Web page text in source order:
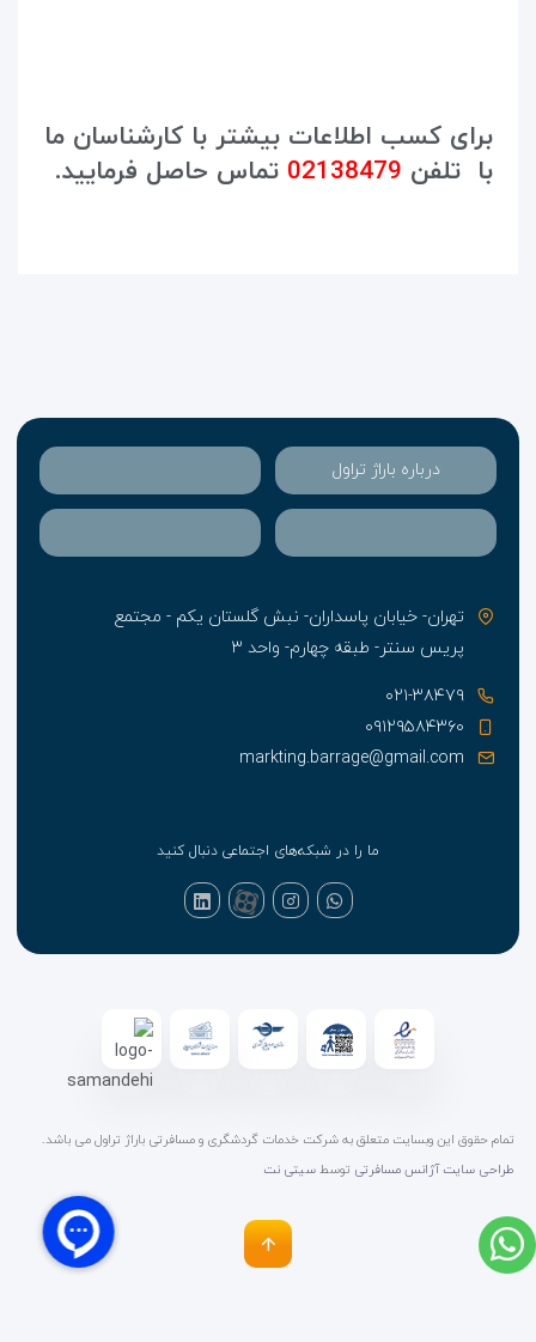
برای کسب اطلاعات بیشتر با کارشناسان ما
با تلفن 02138479 تماس حاصل فرمایید.
درباره باراژ تراول
تهران- خیابان پاسداران- نبش گلستان یکم - مجتمع
پریس سنتر- طبقه چهارم- واحد ۳
۰۲۱-۳۸۴۷۹
۰۹۱۲۹۵۸۴۳۶۰
markting.barrage@gmail.com
ما را در شبکه‌های اجتماعی دنبال کنید
تمام حقوق این وبسایت متعلق به شرکت خدمات گردشگری و مسافرتی باراژ تراول می باشد.
طراحی سایت آژانس مسافرتی توسط سیتی نت